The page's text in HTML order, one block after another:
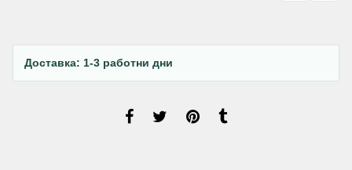
Доставка: 1-3 работни дни